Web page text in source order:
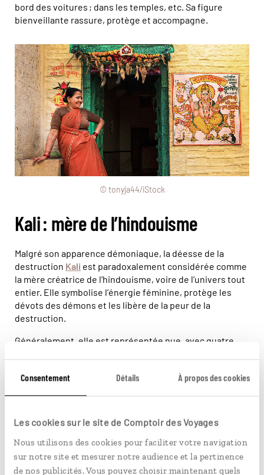
Consentement Détails À propos des cookies
Les cookies sur le site de Comptoir des Voyages
Nous utilisons des cookies pour faciliter votre navigation
sur notre site et mesurer notre audience et la pertinence
de nos publicités. Vous pouvez choisir maintenant quels
bord des voitures ; dans les temples, etc. Sa figure
bienveillante rassure, protège et accompagne.
© tonyja44/iStock
Kali : mère de l’hindouisme
Malgré son apparence démoniaque, la déesse de la
destruction Kali est paradoxalement considérée comme
la mère créatrice de l’hindouisme, voire de l’univers tout
entier. Elle symbolise l’énergie féminine, protège les
dévots des démons et les libère de la peur de la
destruction.
Généralement, elle est représentée nue, avec quatre,
portant un collier de têtes tranchées, et dansant sur le
corps d’un démon ayant pris l’apparence de Shiva. Il
peau noire, porte une jupe faite de bras tranchés, un
collier de 51 crânes humains, et tient dans ses mains une
ou plusieurs têtes coupées ensanglantées, une épée, un
trident, ou encore un serpent.